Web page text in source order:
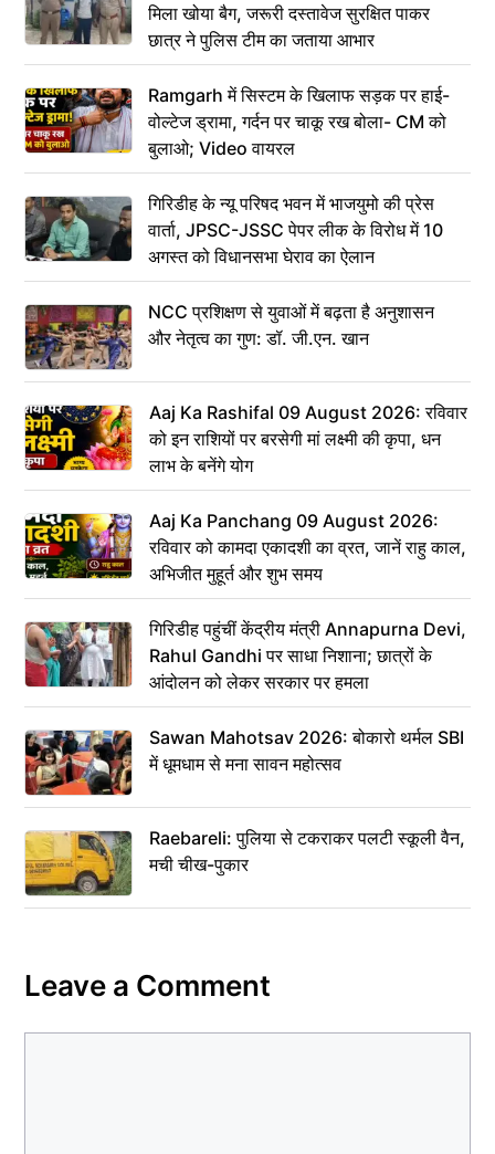
मिला खोया बैग, जरूरी दस्तावेज सुरक्षित पाकर
छात्र ने पुलिस टीम का जताया आभार
Ramgarh में सिस्टम के खिलाफ सड़क पर हाई-
वोल्टेज ड्रामा, गर्दन पर चाकू रख बोला- CM को
बुलाओ; Video वायरल
गिरिडीह के न्यू परिषद भवन में भाजयुमो की प्रेस
वार्ता, JPSC-JSSC पेपर लीक के विरोध में 10
अगस्त को विधानसभा घेराव का ऐलान
NCC प्रशिक्षण से युवाओं में बढ़ता है अनुशासन
और नेतृत्व का गुण: डॉ. जी.एन. खान
Aaj Ka Rashifal 09 August 2026: रविवार
को इन राशियों पर बरसेगी मां लक्ष्मी की कृपा, धन
लाभ के बनेंगे योग
Aaj Ka Panchang 09 August 2026:
रविवार को कामदा एकादशी का व्रत, जानें राहु काल,
अभिजीत मुहूर्त और शुभ समय
गिरिडीह पहुंचीं केंद्रीय मंत्री Annapurna Devi,
Rahul Gandhi पर साधा निशाना; छात्रों के
आंदोलन को लेकर सरकार पर हमला
Sawan Mahotsav 2026: बोकारो थर्मल SBI
में धूमधाम से मना सावन महोत्सव
Raebareli: पुलिया से टकराकर पलटी स्कूली वैन,
मची चीख-पुकार
Leave a Comment